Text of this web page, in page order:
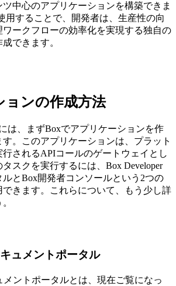
中心のアプリケーションを構築できま
用することで、開発者は、生産性の向
ワークフローの効率化を実現する独自の
できます。
ョンの作成方法
は、まずBoxでアプリケーションを作
。このアプリケーションは、プラット
されるAPIコールのゲートウェイとし
スクを実行するには、Box Developer
ルとBox開発者コンソールという2つの
できます。これらについて、もう少し詳
ュメントポータル
メントポータルとは、現在ご覧になっ